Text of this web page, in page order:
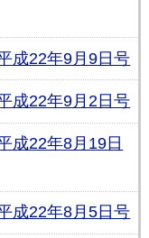
成22年9月9日号
成22年9月2日号
成22年8月19日
成22年8月5日号